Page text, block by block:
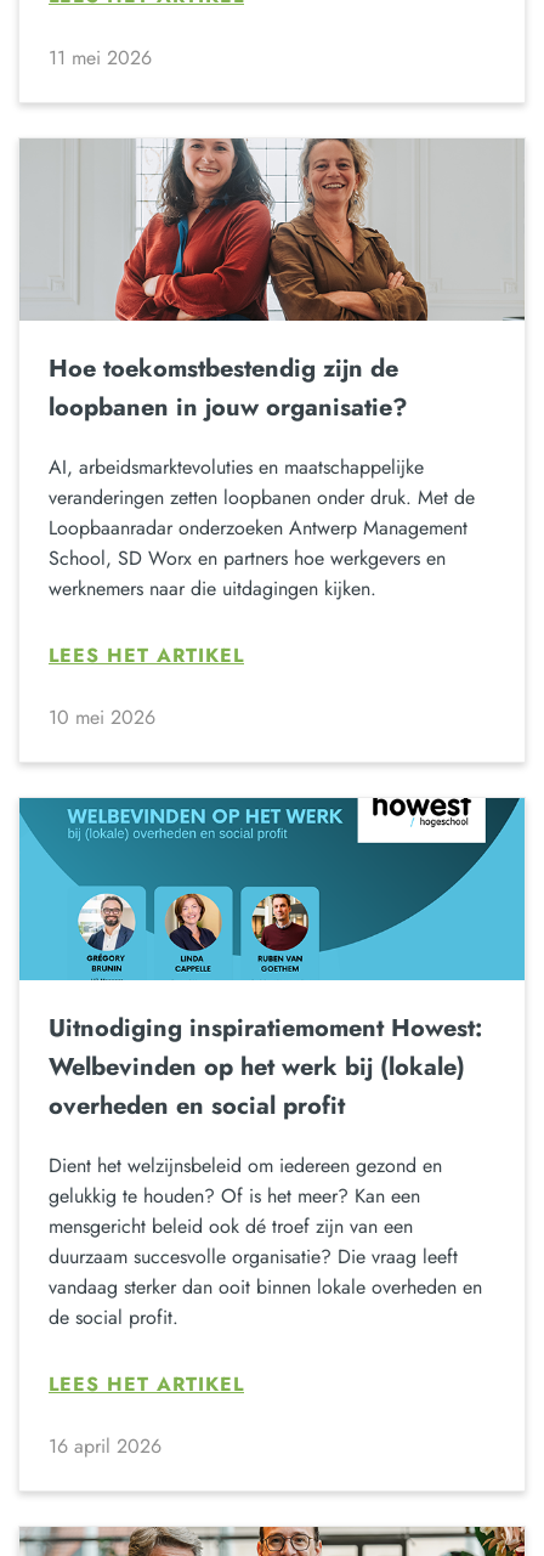
11 mei 2026
Hoe toekomstbestendig zijn de
loopbanen in jouw organisatie?
AI, arbeidsmarktevoluties en maatschappelijke
veranderingen zetten loopbanen onder druk. Met de
Loopbaanradar onderzoeken Antwerp Management
School, SD Worx en partners hoe werkgevers en
werknemers naar die uitdagingen kijken.
LEES HET ARTIKEL
10 mei 2026
Uitnodiging inspiratiemoment Howest:
Welbevinden op het werk bij (lokale)
overheden en social profit
Dient het welzijnsbeleid om iedereen gezond en
gelukkig te houden? Of is het meer? Kan een
mensgericht beleid ook dé troef zijn van een
duurzaam succesvolle organisatie? Die vraag leeft
vandaag sterker dan ooit binnen lokale overheden en
de social profit.
LEES HET ARTIKEL
16 april 2026